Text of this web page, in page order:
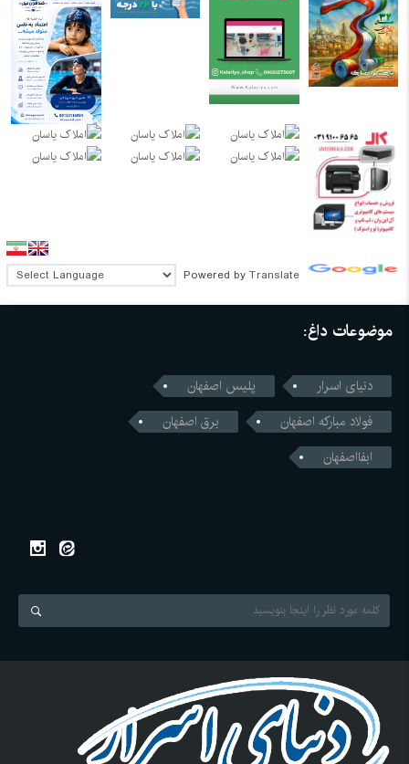
Powered by Translate
موضوعات داغ:
دنیای اسرار
پلیس اصفهان
فولاد مبارکه اصفهان
برق اصفهان
ابفااصفهان